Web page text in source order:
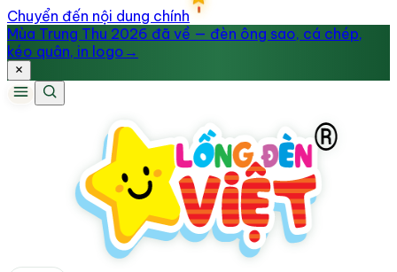
Chuyển đến nội dung chính
Mùa Trung Thu 2026 đã về — đèn ông sao, cá chép,
kéo quân, in logo →